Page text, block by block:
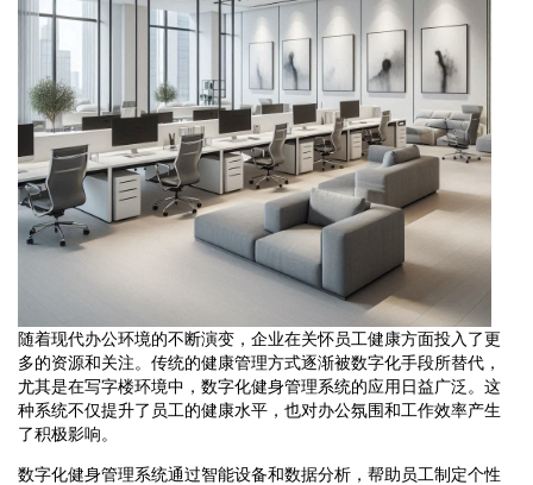
随着现代办公环境的不断演变，企业在关怀员工健康方面投入了更
多的资源和关注。传统的健康管理方式逐渐被数字化手段所替代，
尤其是在写字楼环境中，数字化健身管理系统的应用日益广泛。这
种系统不仅提升了员工的健康水平，也对办公氛围和工作效率产生
了积极影响。
数字化健身管理系统通过智能设备和数据分析，帮助员工制定个性